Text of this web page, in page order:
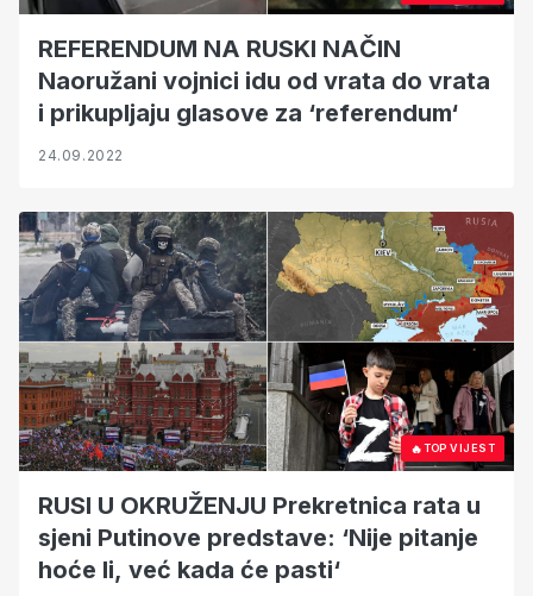
REFERENDUM NA RUSKI NAČIN
Naoružani vojnici idu od vrata do vrata
i prikupljaju glasove za ‘referendum‘
24.09.2022
🔥TOP VIJEST
RUSI U OKRUŽENJU Prekretnica rata u
sjeni Putinove predstave: ‘Nije pitanje
hoće li, već kada će pasti‘